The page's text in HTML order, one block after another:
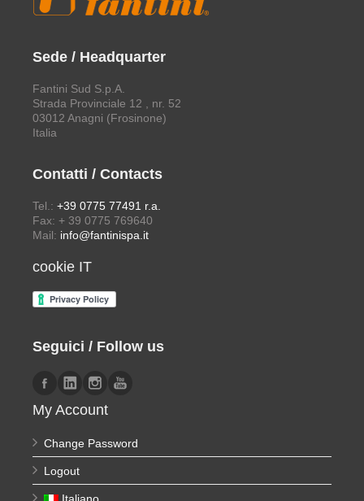
Sede / Headquarter
Fantini Sud S.p.A.
Strada Provinciale 12 , nr. 52
03012 Anagni (Frosinone)
Italia
Contatti / Contacts
Tel.: +39 0775 77491 r.a.
Fax: + 39 0775 769640
Mail: info@fantinispa.it
cookie IT
Seguici / Follow us
My Account
Change Password
Logout